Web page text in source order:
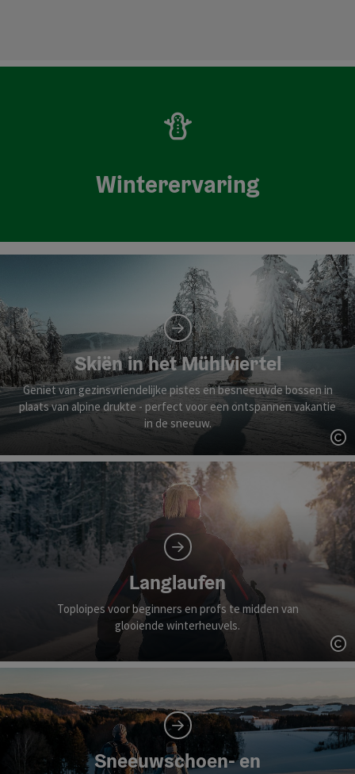
Winterervaring
Skiën in het Mühlviertel
Geniet van gezinsvriendelijke pistes en besneeuwde bossen in
plaats van alpine drukte - perfect voor een ontspannen vakantie
in de sneeuw.
Langlaufen
Toploipes voor beginners en profs te midden van
glooiende winterheuvels.
Sneeuwschoen- en